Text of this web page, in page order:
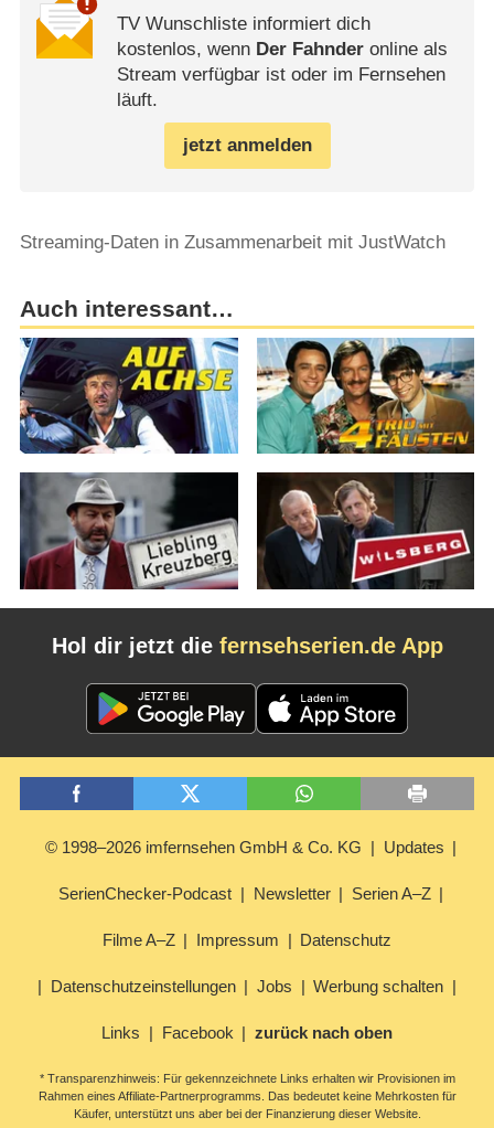
TV Wunschliste informiert dich
kostenlos, wenn Der Fahnderonline als
Stream verfügbar ist oder im Fernsehen
läuft.
jetzt anmelden
Streaming-Daten in Zusammenarbeit mit JustWatch
Auch interessant…
Hol dir jetzt die fernsehserien.de App
© 1998–2026 imfernsehen GmbH & Co. KG Updates
SerienChecker-Podcast Newsletter Serien A–Z
Filme A–Z Impressum Datenschutz
Datenschutzeinstellungen Jobs Werbung schalten
Links Facebook zurück nach oben
* Transparenzhinweis: Für gekennzeichnete Links erhalten wir Provisionen im
Rahmen eines Affiliate-Partnerprogramms. Das bedeutet keine Mehrkosten für
Käufer, unterstützt uns aber bei der Finanzierung dieser Website.